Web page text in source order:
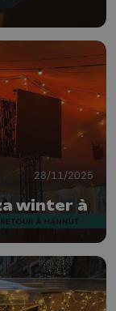
28/11/2025
winter à